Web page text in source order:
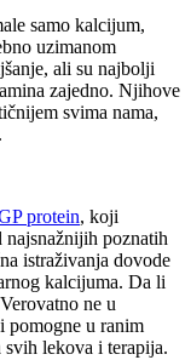
samo kalcijum,
uzimanom
ali su najbolji
zajedno. Njihove
svima nama,
protein, koji
poznatih
istraživanja dovode
kalcijuma. Da li
ne u
pomogne u ranim
svih lekova i terapija.